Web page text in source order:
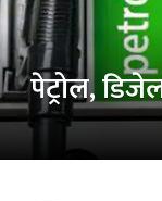
पेट्रोल,